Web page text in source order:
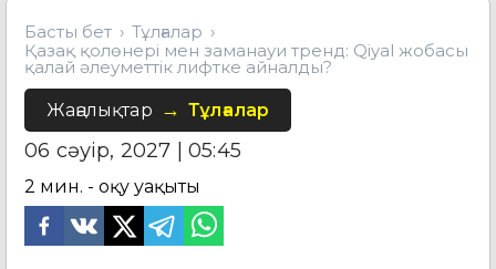
Басты бет
Тұлғалар
Қазақ қолөнері мен заманауи тренд: Qiyal жобасы
қалай әлеуметтік лифтке айналды?
Жаңалықтар Тұлғалар
06 сәуір, 2027 | 05:45
2 мин. - оқу уақыты